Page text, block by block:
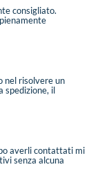
consigliato.
nel risolvere un
spedizione, il
averli contattati mi
senza alcuna